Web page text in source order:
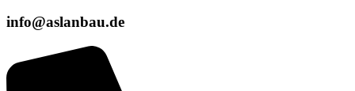
info@aslanbau.de